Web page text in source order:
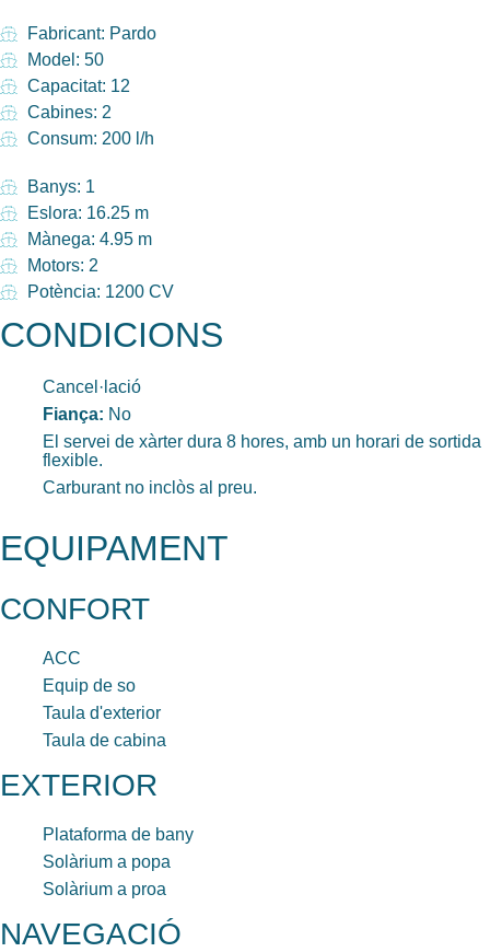
Fabricant: Pardo
Model: 50
Capacitat: 12
Cabines: 2
Consum: 200 l/h
Banys: 1
Eslora: 16.25 m
Mànega: 4.95 m
Motors: 2
Potència: 1200 CV
CONDICIONS
Cancel·lació
Fiança: No
El servei de xàrter dura 8 hores, amb un horari de sortida
flexible.
Carburant no inclòs al preu.
EQUIPAMENT
CONFORT
ACC
Equip de so
Taula d'exterior
Taula de cabina
EXTERIOR
Plataforma de bany
Solàrium a popa
Solàrium a proa
NAVEGACIÓ